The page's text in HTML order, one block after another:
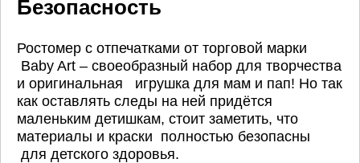
Безопасность
Ростомер с отпечатками от торговой марки
Baby Art – своеобразный набор для творчества
и оригинальная игрушка для мам и пап! Но так
как оставлять следы на ней придётся
маленьким детишкам, стоит заметить, что
материалы и краски полностью безопасны
для детского здоровья.